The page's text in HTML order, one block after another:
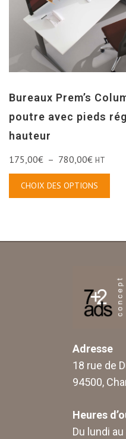
Bureaux Prem’s
poutre avec pieds
hauteur
175,00€ – 780,00€ HT
CHOIX DES OPTIONS
Adresse
18 rue de
94500,
Heures
Du lundi